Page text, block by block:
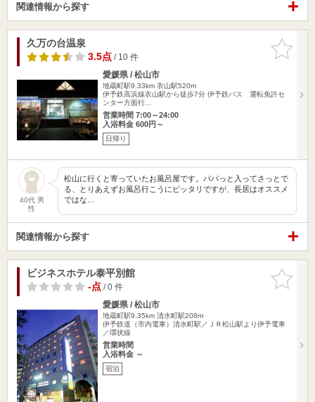
関連情報から探す
お気に入
りに追加
久万の台温泉
3.5点/ 10 件
愛媛県 / 松山市
地蔵町駅9.33km 衣山駅520m
伊予鉄高浜線衣山駅から徒歩7分 伊予鉄バス 運転免許セ
ンター方面行…
営業時間 7:00～24:00
入浴料金 600円～
日帰り
40代 男
性
松山に行くと寄っていたお風呂屋です。パパっと入ってさっとで
る、とりあえずお風呂行こうにピッタリですが、長居はオススメ
ではな…
関連情報から探す
お気に入
りに追加
ビジネスホテル泰平別館
-点/ 0 件
愛媛県 / 松山市
地蔵町駅9.35km 清水町駅208m
伊予鉄道（市内電車）清水町駅／ＪＲ松山駅より伊予電車
／環状線
営業時間
入浴料金 ～
宿泊